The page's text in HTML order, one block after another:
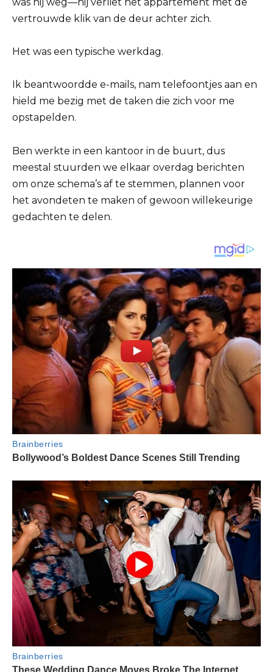
vertrouwde klik van de deur achter zich.
Het was een typische werkdag.
Ik beantwoordde e-mails, nam telefoontjes aan en
hield me bezig met de taken die zich voor me
opstapelden.
Ben werkte in een kantoor in de buurt, dus
meestal stuurden we elkaar overdag berichten
om onze schema’s af te stemmen, plannen voor
het avondeten te maken of gewoon willekeurige
gedachten te delen.